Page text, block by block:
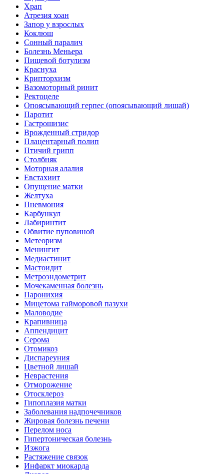
Храп
Атрезия хоан
Запор у взрослых
Коклюш
Сонный паралич
Болезнь Меньера
Пищевой ботулизм
Краснуха
Крипторхизм
Вазомоторный ринит
Ректоцеле
Опоясывающий герпес (опоясывающий лишай)
Паротит
Гастрошизис
Врожденный стридор
Плацентарный полип
Птичий грипп
Столбняк
Моторная алалия
Евстахиит
Опущение матки
Желтуха
Пневмония
Карбункул
Лабиринтит
Обвитие пуповиной
Метеоризм
Менингит
Медиастинит
Мастоидит
Метроэндометрит
Мочекаменная болезнь
Паронихия
Мицетома гайморовой пазухи
Маловодие
Крапивница
Аппендицит
Серома
Отомикоз
Диспареуния
Цветной лишай
Неврастения
Отморожение
Отосклероз
Гипоплазия матки
Заболевания надпочечников
Жировая болезнь печени
Перелом носа
Гипертоническая болезнь
Изжога
Растяжение связок
Инфаркт миокарда